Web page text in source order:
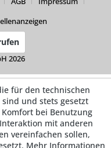
2026
für den technischen
und stets gesetzt
bei Benutzung
mit anderen
vereinfachen sollen,
Mehr Informationen